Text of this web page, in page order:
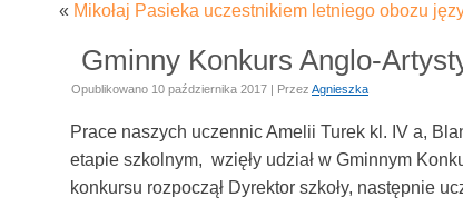
« Mikołaj Pasieka uczestnikiem letniego obozu
Gminny Konkurs Anglo-
Opublikowano 10 października 2017 | Przez Agnieszka
Prace naszych uczennic Amelii Turek kl. IV a,
etapie szkolnym, wzięły udział w Gminnym
konkursu rozpoczął Dyrektor szkoły, następnie